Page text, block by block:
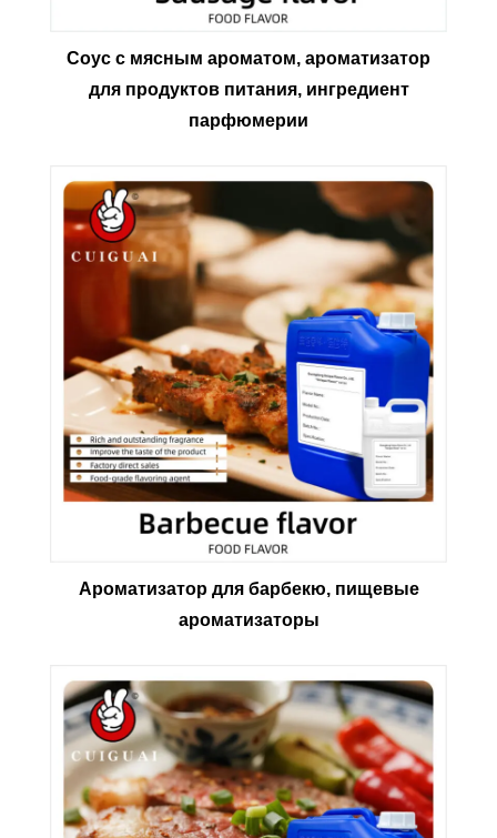
Соус с мясным ароматом, ароматизатор
для продуктов питания, ингредиент
парфюмерии
Ароматизатор для барбекю, пищевые
ароматизаторы